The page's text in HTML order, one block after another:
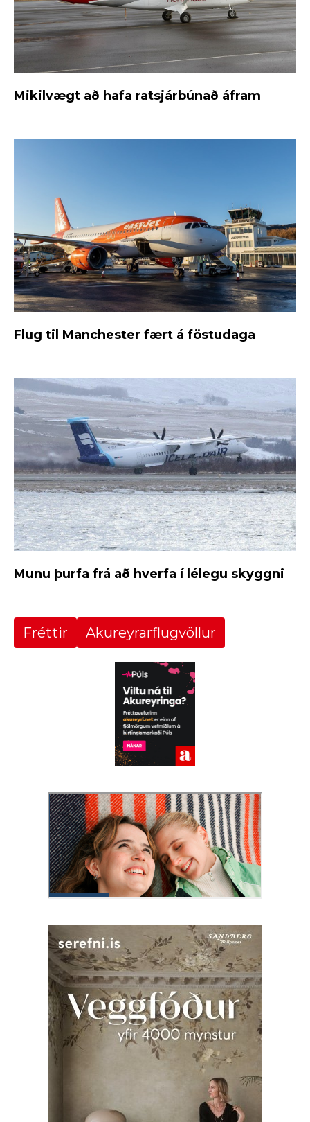
Mikilvægt að hafa ratsjárbúnað áfram
Flug til Manchester fært á föstudaga
Munu þurfa frá að hverfa í lélegu skyggni
Fréttir Akureyrarflugvöllur